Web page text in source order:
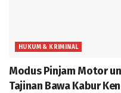
HUKUM & KRIMINAL
Modus Pinjam Motor
Tajinan Bawa Kabur